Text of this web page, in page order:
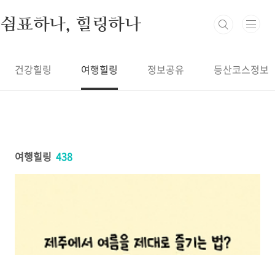
쉼표하나, 힐링하나
건강힐링 여행힐링 정보공유 등산코스정보
여행힐링 438